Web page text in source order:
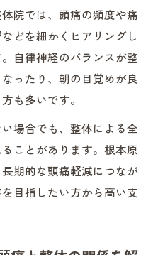
に整体ができることと
頭痛の根本原因と改善
の根本サポート
で根本からサポートす
アプローチできる仕組
痛軽減サポートの流
院では、頭痛の頻度や痛
どを細かくヒアリングし
自律神経のバランスが整
ったり、朝の目覚めが良
も多いです。
場合でも、整体による全
ことがあります。根本原
期的な頭痛軽減につなが
目指したい方から高い支